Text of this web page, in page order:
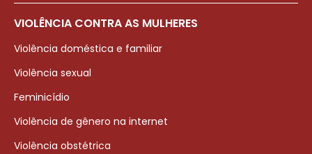
VIOLÊNCIA CONTRA AS MULHERES
Violência doméstica e familiar
Violência sexual
Feminicídio
Violência de gênero na internet
Violência obstétrica